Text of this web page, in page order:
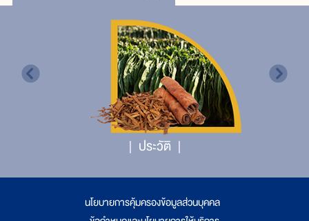
ประวัติ
นโยบายการคุ้มครองข้อมูลส่วนบุคคล